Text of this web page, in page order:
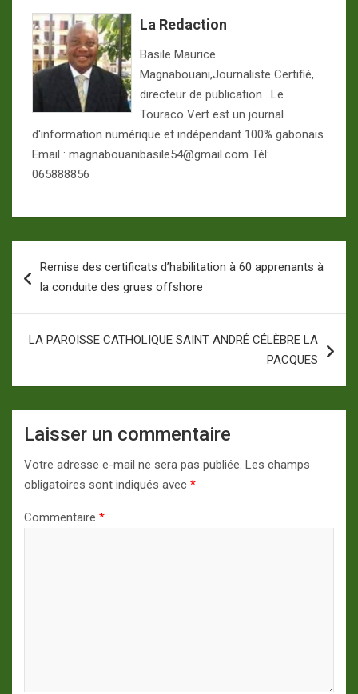
La Redaction
Basile Maurice
Magnabouani,Journaliste Certifié,
directeur de publication . Le
Touraco Vert est un journal
d'information numérique et indépendant 100% gabonais.
Email : magnabouanibasile54@gmail.com Tél:
065888856
de
Remise des certificats d’habilitation à 60 apprenants à
la conduite des grues offshore
LA PAROISSE CATHOLIQUE SAINT ANDRÉ CÉLÈBRE LA
PACQUES
Laisser un commentaire
Votre adresse e-mail ne sera pas publiée. Les champs
obligatoires sont indiqués avec *
Commentaire *